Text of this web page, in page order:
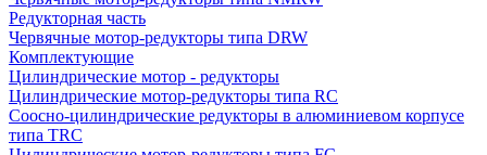
Редукторная часть
Червячные мотор-редукторы типа DRW
Комплектующие
Цилиндрические мотор - редукторы
Цилиндрические мотор-редукторы типа RC
Соосно-цилиндрические редукторы в алюминиевом корпусе
типа TRC